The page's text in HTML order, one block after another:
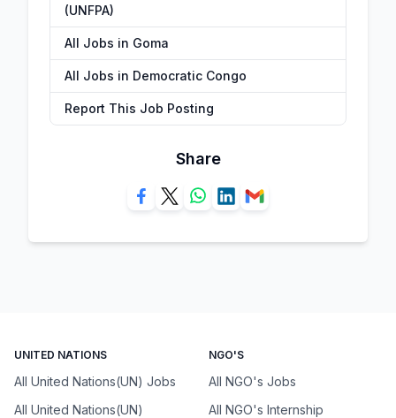
(UNFPA)
All Jobs in Goma
All Jobs in Democratic Congo
Report This Job Posting
Share
UNITED NATIONS
All United Nations(UN) Jobs
All United Nations(UN)
NGO'S
All NGO's Jobs
All NGO's Internship